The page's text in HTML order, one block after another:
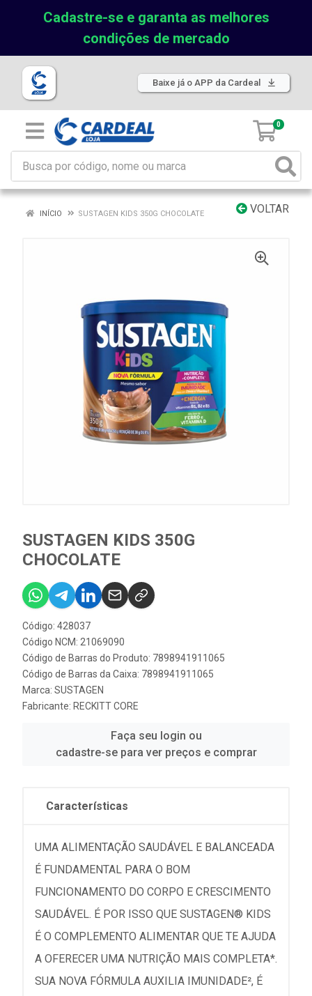
Cadastre-se e garanta as melhores
condições de mercado
Baixe já o APP da Cardeal
0
VOLTAR
INÍCIO SUSTAGEN KIDS 350G CHOCOLATE
SUSTAGEN KIDS 350G
CHOCOLATE
Código: 428037
Código NCM: 21069090
Código de Barras do Produto: 7898941911065
Código de Barras da Caixa: 7898941911065
Marca: SUSTAGEN
Fabricante: RECKITT CORE
Faça seu login ou
cadastre-se para ver preços e comprar
Características
UMA ALIMENTAÇÃO SAUDÁVEL E BALANCEADA
É FUNDAMENTAL PARA O BOM
FUNCIONAMENTO DO CORPO E CRESCIMENTO
SAUDÁVEL. É POR ISSO QUE SUSTAGEN® KIDS
É O COMPLEMENTO ALIMENTAR QUE TE AJUDA
A OFERECER UMA NUTRIÇÃO MAIS COMPLETA*.
SUA NOVA FÓRMULA AUXILIA IMUNIDADE², É